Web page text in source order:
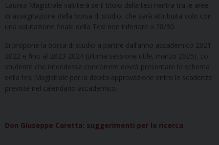
Laurea Magistrale valuterà se il titolo della tesi rientra tra le aree
di assegnazione della borsa di studio, che sarà attribuita solo con
una valutazione finale della Tesi non inferiore a 28/30.
Si propone la borsa di studio a partire dall’anno accademico 2021-
2022 e fino al 2023-2024 (ultima sessione utile, marzo 2025). Lo
studente che intendesse concorrere dovrà presentare lo schema
della tesi Magistrale per la debita approvazione entro le scadenze
previste nel calendario accademico.
Don Giuseppe Caretta: suggerimenti per la ricerca